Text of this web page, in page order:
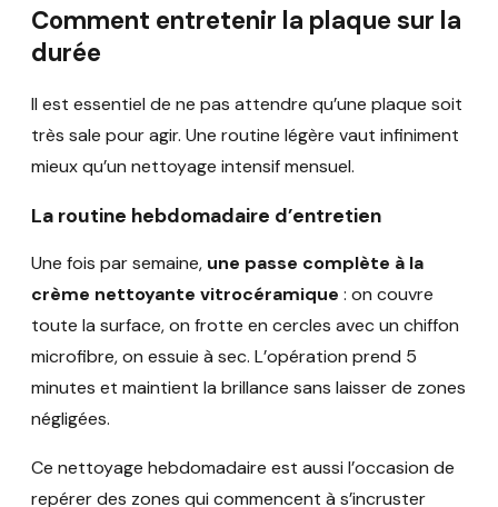
Comment entretenir la plaque sur la
durée
Il est essentiel de ne pas attendre qu’une plaque soit
très sale pour agir. Une routine légère vaut infiniment
mieux qu’un nettoyage intensif mensuel.
La routine hebdomadaire d’entretien
Une fois par semaine, une passe complète à la
crème nettoyante vitrocéramique : on couvre
toute la surface, on frotte en cercles avec un chiffon
microfibre, on essuie à sec. L’opération prend 5
minutes et maintient la brillance sans laisser de zones
négligées.
Ce nettoyage hebdomadaire est aussi l’occasion de
repérer des zones qui commencent à s’incruster